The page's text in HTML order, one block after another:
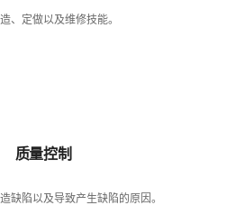
、定做以及维修技能。
质量控制
缺陷以及导致产生缺陷的原因。